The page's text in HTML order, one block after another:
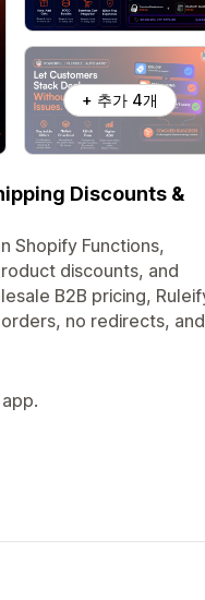
+ 추가 4개
Discounts &
Shopify Functions,
discounts, and
B2B pricing,
no redirects, and